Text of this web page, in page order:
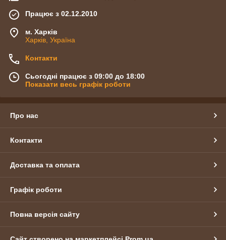
Працює з 02.12.2010
м. Харків
Харків, Україна
Контакти
Сьогодні працює з 09:00 до 18:00
Показати весь графік роботи
Про нас
Контакти
Доставка та оплата
Графік роботи
Повна версія сайту